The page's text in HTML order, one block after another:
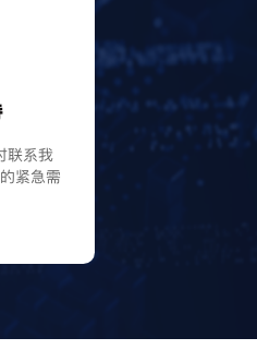
联系我
紧急需